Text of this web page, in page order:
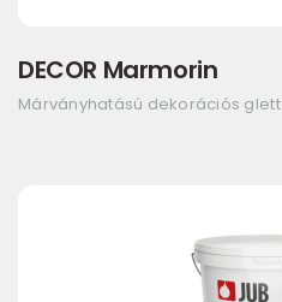
DECOR Marmorin
Márványhatású dekorációs glett